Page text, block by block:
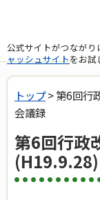
公式サイトがつなが
ャッシュサイトをお試
トップ> 第6回行
会議録
第6回行政